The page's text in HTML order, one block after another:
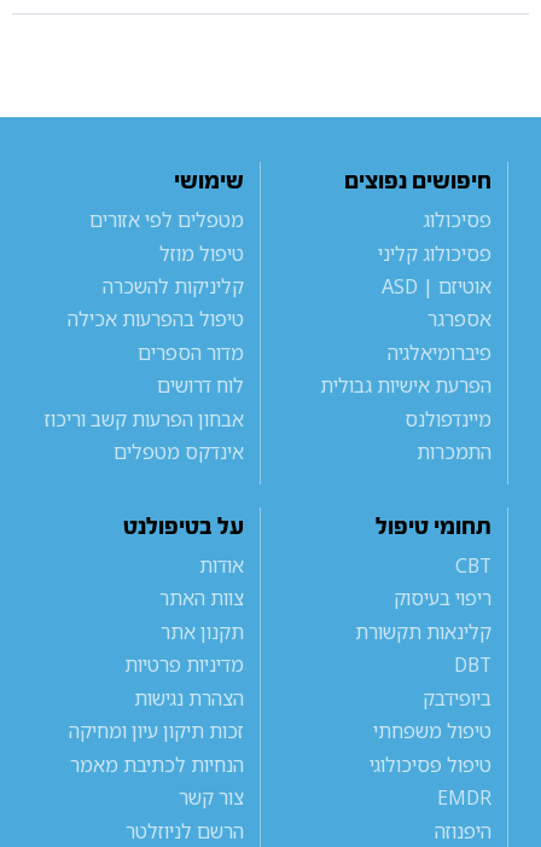
חיפושים נפוצים
פסיכולוג
פסיכולוג קליני
אוטיזם | ASD
אספרגר
פיברומיאלגיה
הפרעת אישיות גבולית
מיינדפולנס
התמכרות
שימושי
מטפלים לפי אזורים
טיפול מוזל
קליניקות להשכרה
טיפול בהפרעות אכילה
מדור הספרים
לוח דרושים
אבחון הפרעות קשב וריכוז
אינדקס מטפלים
תחומי טיפול
CBT
ריפוי בעיסוק
קלינאות תקשורת
DBT
ביופידבק
טיפול משפחתי
טיפול פסיכולוגי
EMDR
היפנוזה
על בטיפולנט
אודות
צוות האתר
תקנון אתר
מדיניות פרטיות
הצהרת נגישות
זכות תיקון עיון ומחיקה
הנחיות לכתיבת מאמר
צור קשר
הרשם לניוזלטר